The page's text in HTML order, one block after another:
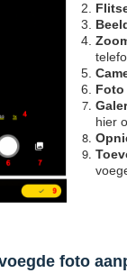
Foto
hier
foto